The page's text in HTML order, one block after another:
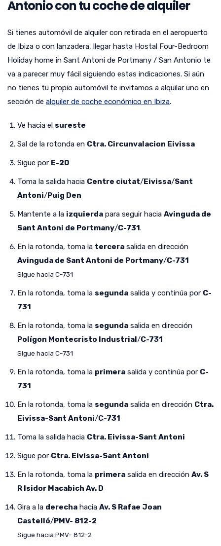
Antonio con tu coche de alquiler
Si tienes automóvil de alquiler con retirada en el aeropuerto
de Ibiza o con lanzadera, llegar hasta Hostal Four-Bedroom
Holiday home in Sant Antoni de Portmany / San Antonio te
va a parecer muy fácil siguiendo estas indicaciones. Si aún
no tienes tu propio automóvil te invitamos a alquilar uno en
sección de alquiler de coche económico en Ibiza.
Ve hacia el sureste
Sal de la rotonda en Ctra. Circunvalacion Eivissa
Sigue por E-20
Toma la salida hacia Centre ciutat/Eivissa/Sant
Antoni/Puig Den
Mantente a la izquierda para seguir hacia Avinguda de
Sant Antoni de Portmany/C-731 .
En la rotonda, toma la tercera salida en dirección
Avinguda de Sant Antoni de Portmany/C-731
Sigue hacia C-731
En la rotonda, toma la segunda salida y continúa por C-
731
En la rotonda, toma la segunda salida en dirección
Polígon Montecristo Industrial /C-731
Sigue hacia C-731
En la rotonda, toma la primera salida y continúa por C-
731
En la rotonda, toma la segunda salida en dirección Ctra.
Eivissa-Sant Antoni/C-731
Toma la salida hacia Ctra. Eivissa-Sant Antoni
Sigue por Ctra. Eivissa-Sant Antoni
En la rotonda, toma la primera salida en dirección Av. S
R Isidor Macabich Av. D
Gira a la derecha hacia Av. S Rafae Joan
Castelló/PMV- 812-2
Sigue hacia PMV- 812-2